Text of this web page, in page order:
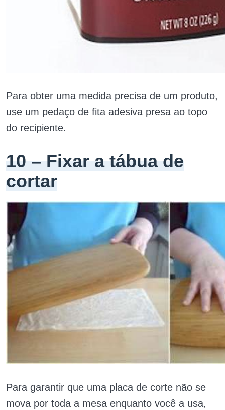
Para obter uma medida precisa de um produto,
use um pedaço de fita adesiva presa ao topo
do recipiente.
10 – Fixar a tábua de
cortar
Para garantir que uma placa de corte não se
mova por toda a mesa enquanto você a usa,